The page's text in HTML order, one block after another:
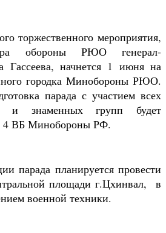
торжественного мероприятия,
обороны РЮО генерал-
Гассеева, начнется 1 июня на
городка Минобороны РЮО.
парада с участием всех
и знаменных групп будет
4 ВБ Минобороны РФ.
парада планируется провести
площади г.Цхинвал, в
военной техники.